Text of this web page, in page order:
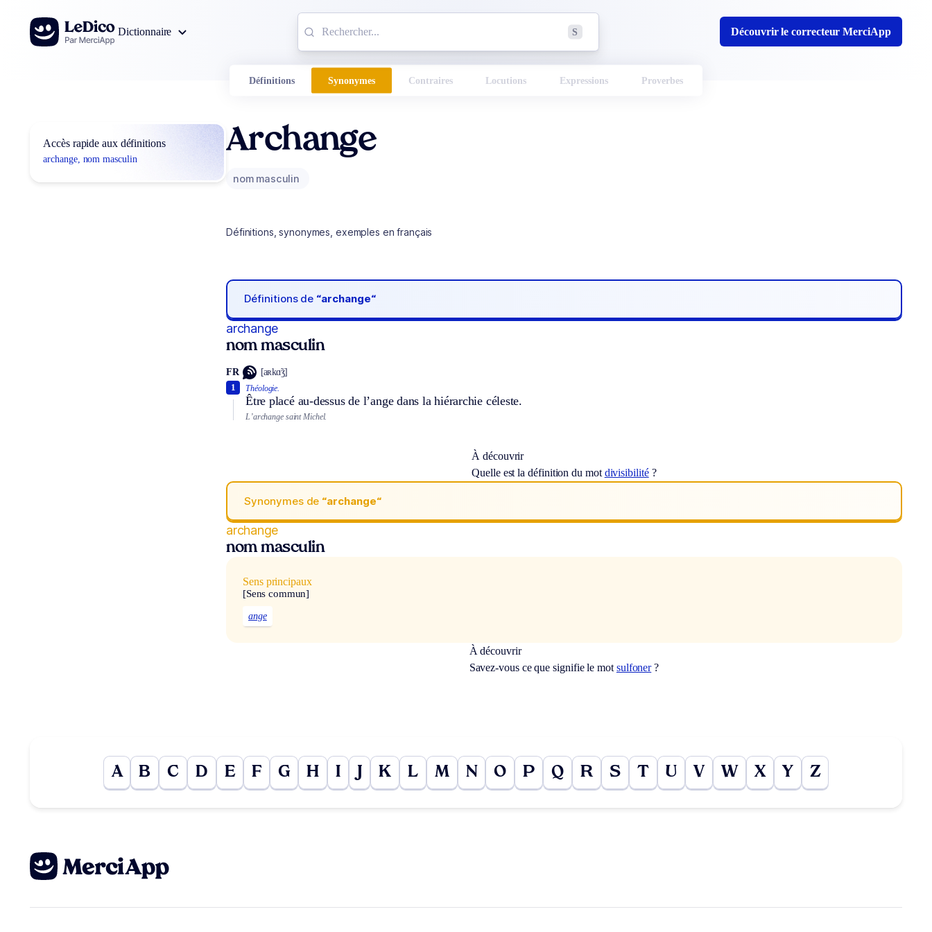
Aller au contenu
Dictionnaire
S Découvrir le correcteur MerciApp
Définitions Synonymes Contraires Locutions Expressions Proverbes
Accès rapide aux définitions
archange, nom masculin
Archange
nom masculin
Définitions, synonymes, exemples en français
Définitions de “archange“
archange
nom masculin
FR [aʀkɑ̃ʒ]
Théologie.
Être placé au-dessus de l’ange dans la hiérarchie céleste.
1
L’archange saint Michel.
À découvrir
Quelle est la définition du mot divisibilité?
Synonymes de “archange“
archange
nom masculin
Sens principaux
[Sens commun]
ange
À découvrir
Savez-vous ce que signifie le mot sulfoner?
A B C D E F G H I J K L M N O P Q R S T U V W X Y Z